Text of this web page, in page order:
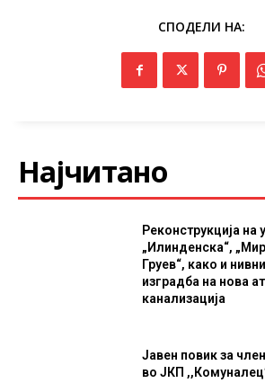
СПОДЕЛИ НА:
Најчитано
Реконструкција на
„Илинденска“,
Груев“, како и
изградба на нова
канализација
Јавен повик за
во ЈКП